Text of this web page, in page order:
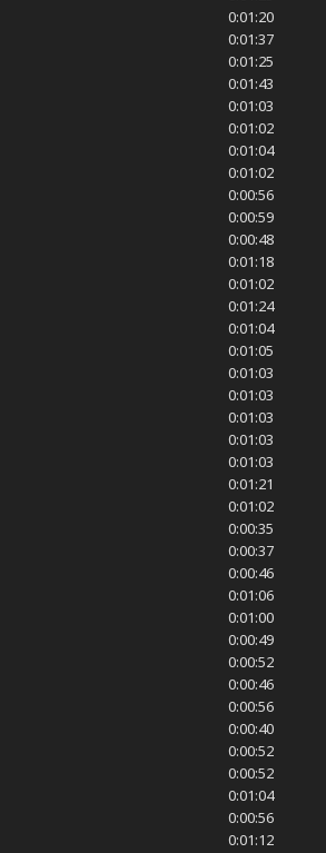
0:01:20
0:01:37
0:01:25
0:01:43
0:01:03
0:01:02
0:01:04
0:01:02
0:00:56
0:00:59
0:00:48
0:01:18
0:01:02
0:01:24
0:01:04
0:01:05
0:01:03
0:01:03
0:01:03
0:01:03
0:01:03
0:01:21
0:01:02
0:00:35
0:00:37
0:00:46
0:01:06
0:01:00
0:00:49
0:00:52
0:00:46
0:00:56
0:00:40
0:00:52
0:00:52
0:01:04
0:00:56
0:01:12